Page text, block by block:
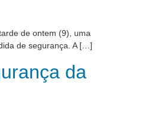
de ontem (9), uma
de segurança. A […]
da